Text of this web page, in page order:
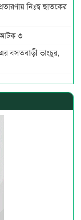
নিঃস্ব ছাতকের
আটক ৩
বসতবাড়ী ভাংচুর,